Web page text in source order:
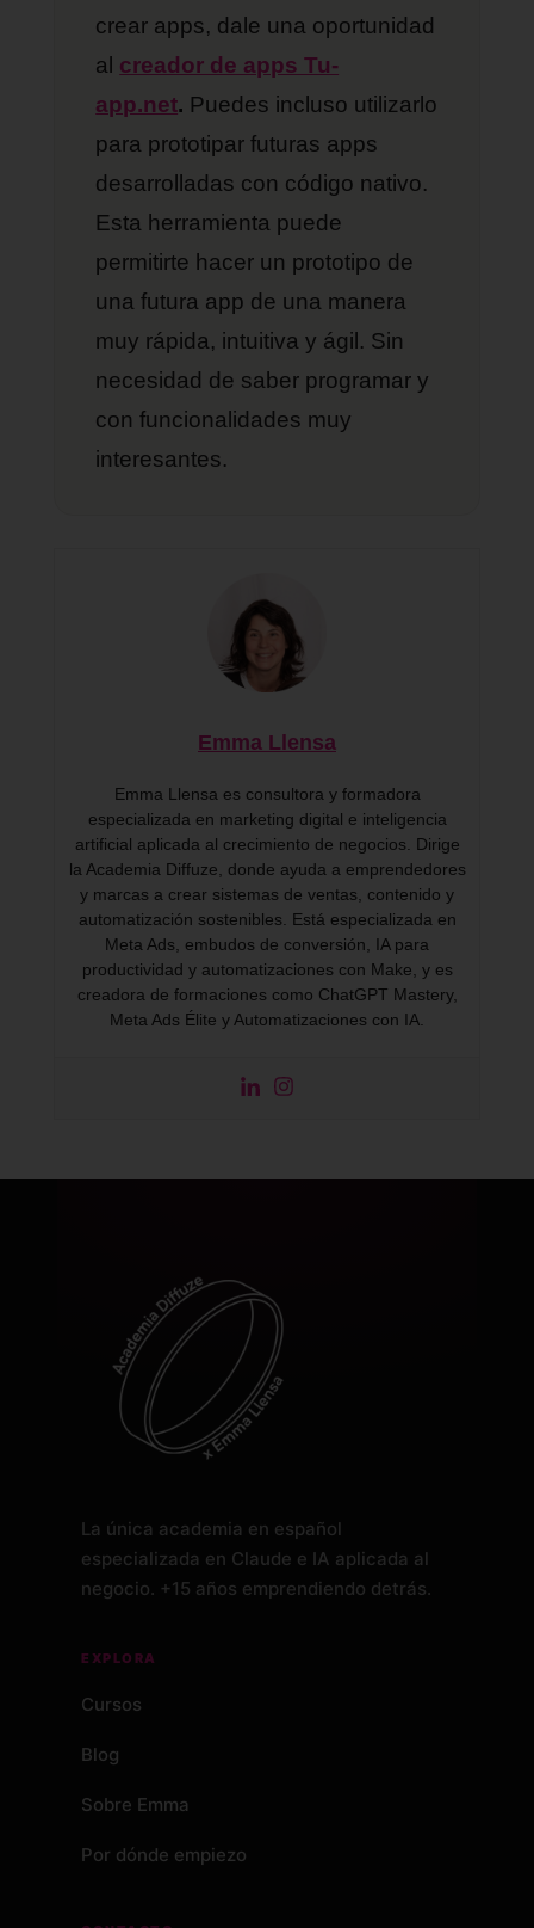
crear apps, dale una oportunidad
al creador de apps Tu-
app.net. Puedes incluso utilizarlo
para prototipar futuras apps
desarrolladas con código nativo.
Esta herramienta puede
permitirte hacer un prototipo de
una futura app de una manera
muy rápida, intuitiva y ágil. Sin
necesidad de saber programar y
con funcionalidades muy
interesantes.
Emma Llensa
Emma Llensa es consultora y formadora
especializada en marketing digital e inteligencia
artificial aplicada al crecimiento de negocios. Dirige
la Academia Diffuze, donde ayuda a emprendedores
y marcas a crear sistemas de ventas, contenido y
automatización sostenibles. Está especializada en
Meta Ads, embudos de conversión, IA para
productividad y automatizaciones con Make, y es
creadora de formaciones como ChatGPT Mastery,
Meta Ads Élite y Automatizaciones con IA.
La única academia en español
especializada en Claude e IA aplicada al
negocio. +15 años emprendiendo detrás.
EXPLORA
Cursos
Blog
Sobre Emma
Por dónde empiezo